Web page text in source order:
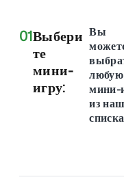
01Выбери
те
мини-
игру:
Вы
любую
мини-
из
списка